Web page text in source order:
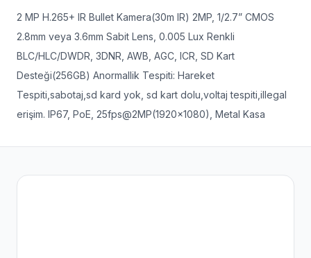
2 MP H.265+ IR Bullet Kamera(30m IR) 2MP, 1/2.7” CMOS
2.8mm veya 3.6mm Sabit Lens, 0.005 Lux Renkli
BLC/HLC/DWDR, 3DNR, AWB, AGC, ICR, SD Kart
Desteği(256GB) Anormallik Tespiti: Hareket
Tespiti,sabotaj,sd kard yok, sd kart dolu,voltaj tespiti,illegal
erişim. IP67, PoE, 25fps@2MP(1920x1080), Metal Kasa